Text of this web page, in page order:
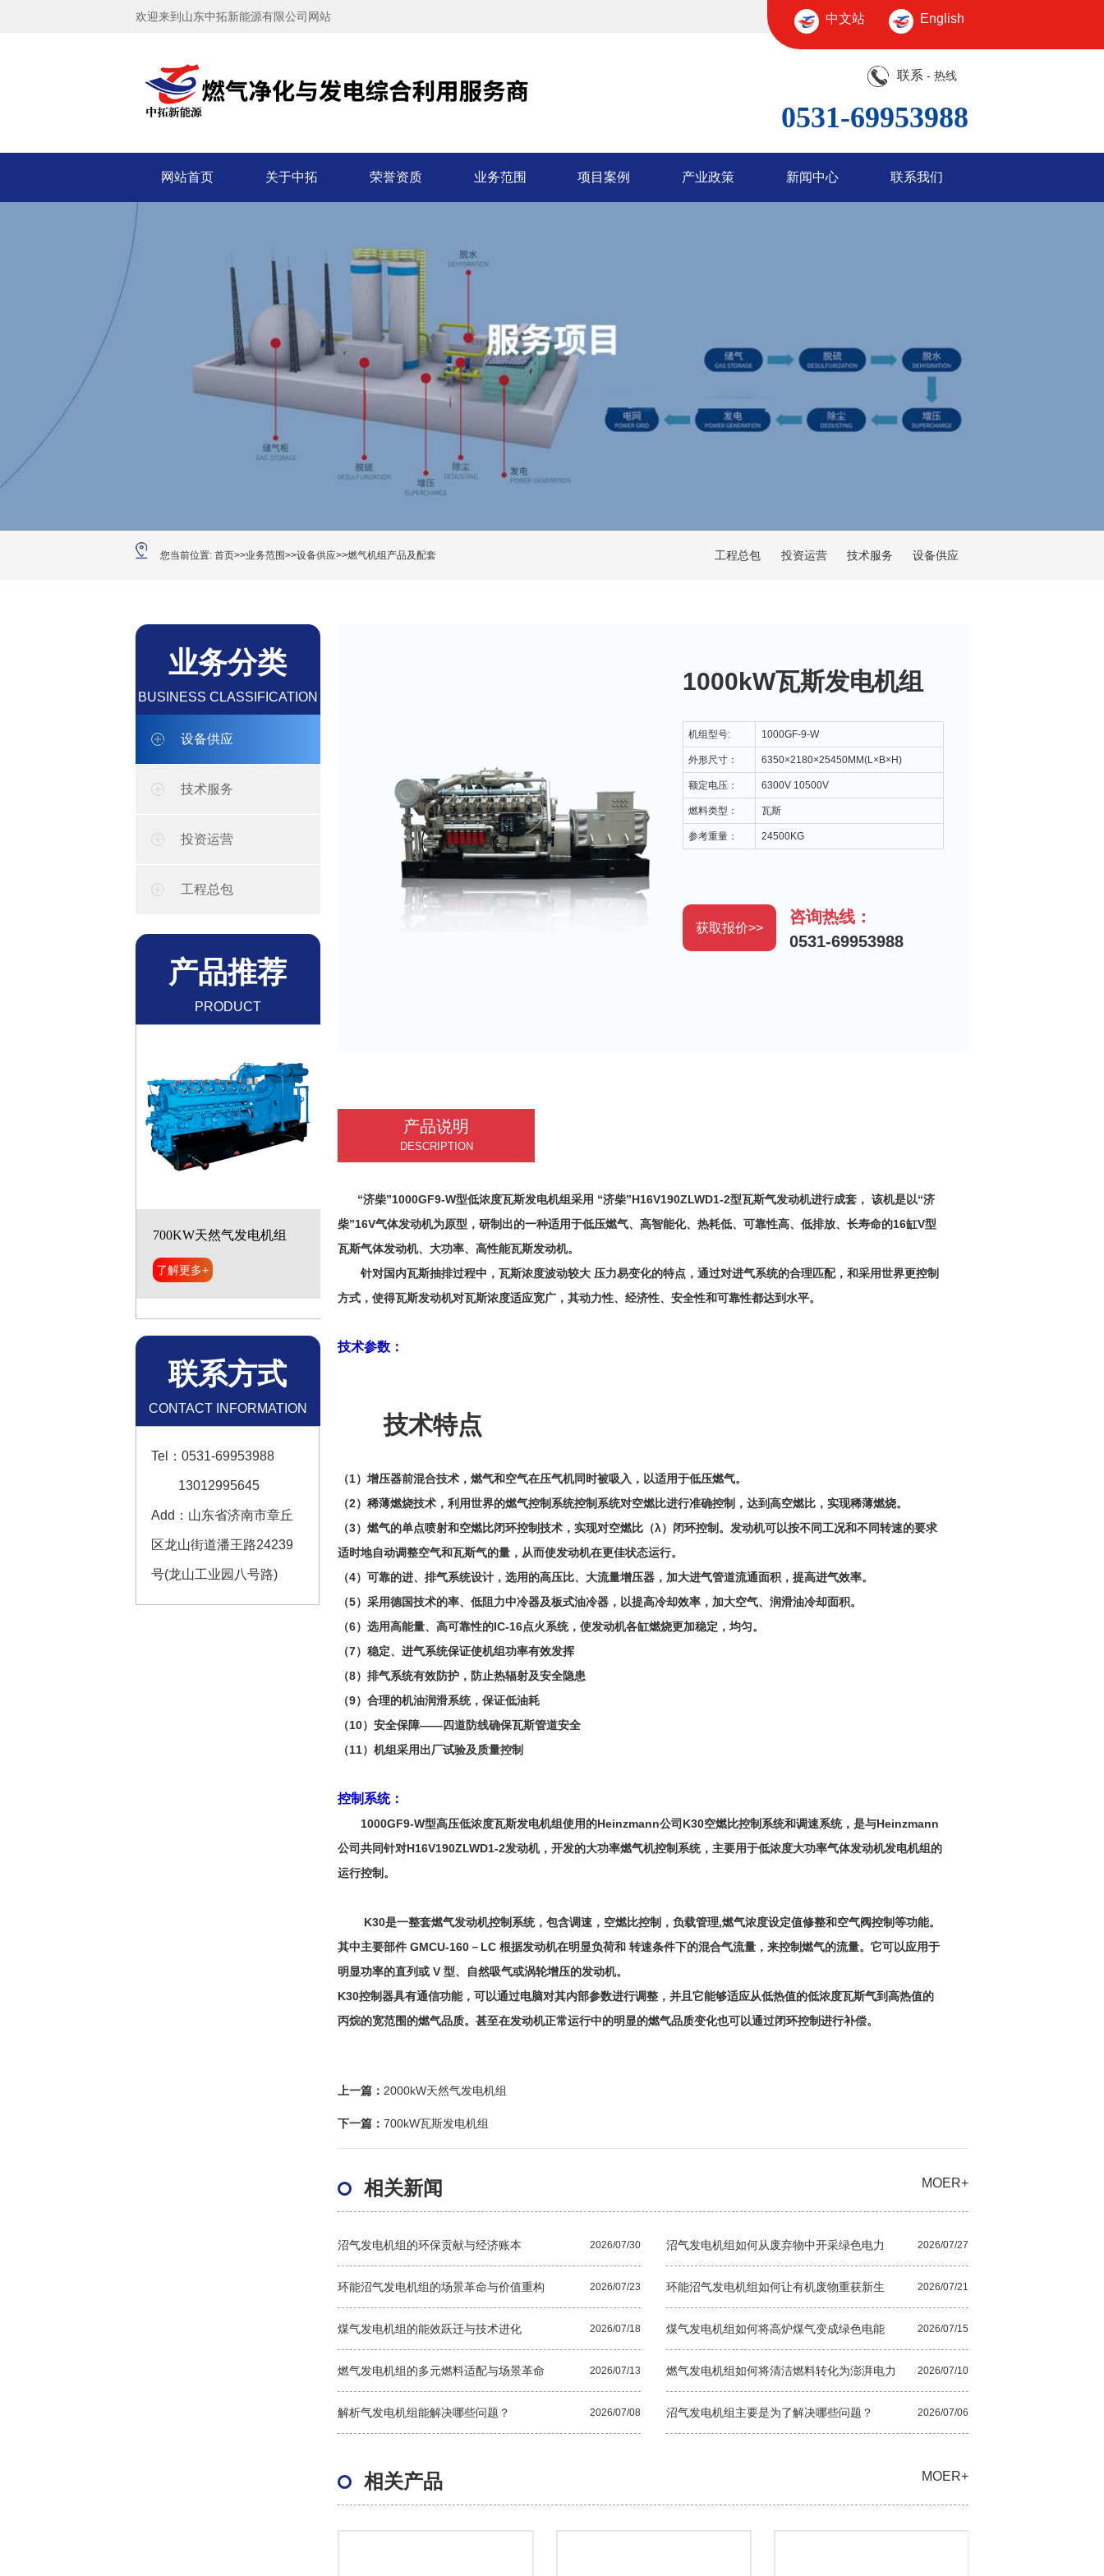
欢迎来到山东中拓新能源有限公司网站 中文站 English
联系 - 热线
0531-69953988
网站首页 关于中拓 荣誉资质 业务范围 项目案例 产业政策 新闻中心 联系我们
设备供应
技术服务
投资运营
工程总包
您当前位置: 首页>>业务范围>>设备供应>>燃气机组产品及配套
1000kW瓦斯发电机组
机组型号: 1000GF-9-W
外形尺寸： 6350×2180×25450MM(L×B×H)
额定电压： 6300V 10500V
燃料类型： 瓦斯
参考重量： 24500KG
获取报价>>
咨询热线：
0531-69953988
产品说明
DESCRIPTION
“济柴”1000GF9-W型低浓度瓦斯发电机组采用 “济柴”H16V190ZLWD1-2型瓦斯气发动机进行成套， 该机是以“济
柴”16V气体发动机为原型，研制出的一种适用于低压燃气、高智能化、热耗低、可靠性高、低排放、长寿命的16缸V型
瓦斯气体发动机、大功率、高性能瓦斯发动机。
针对国内瓦斯抽排过程中，瓦斯浓度波动较大 压力易变化的特点，通过对进气系统的合理匹配，和采用世界更控制
方式，使得瓦斯发动机对瓦斯浓度适应宽广，其动力性、经济性、安全性和可靠性都达到水平。
技术参数：
技术特点
（1）增压器前混合技术，燃气和空气在压气机同时被吸入，以适用于低压燃气。
（2）稀薄燃烧技术，利用世界的燃气控制系统控制系统对空燃比进行准确控制，达到高空燃比，实现稀薄燃烧。
（3）燃气的单点喷射和空燃比闭环控制技术，实现对空燃比（λ）闭环控制。发动机可以按不同工况和不同转速的要求
适时地自动调整空气和瓦斯气的量，从而使发动机在更佳状态运行。
（4）可靠的进、排气系统设计，选用的高压比、大流量增压器，加大进气管道流通面积，提高进气效率。
（5）采用德国技术的率、低阻力中冷器及板式油冷器，以提高冷却效率，加大空气、润滑油冷却面积。
（6）选用高能量、高可靠性的IC-16点火系统，使发动机各缸燃烧更加稳定，均匀。
（7）稳定、进气系统保证使机组功率有效发挥
（8）排气系统有效防护，防止热辐射及安全隐患
（9）合理的机油润滑系统，保证低油耗
（10）安全保障——四道防线确保瓦斯管道安全
（11）机组采用出厂试验及质量控制
控制系统：
1000GF9-W型高压低浓度瓦斯发电机组使用的Heinzmann公司K30空燃比控制系统和调速系统，是与Heinzmann
公司共同针对H16V190ZLWD1-2发动机，开发的大功率燃气机控制系统，主要用于低浓度大功率气体发动机发电机组的
运行控制。
K30是一整套燃气发动机控制系统，包含调速，空燃比控制，负载管理,燃气浓度设定值修整和空气阀控制等功能。
其中主要部件 GMCU-160－LC 根据发动机在明显负荷和 转速条件下的混合气流量，来控制燃气的流量。它可以应用于
明显功率的直列或 V 型、自然吸气或涡轮增压的发动机。
K30控制器具有通信功能，可以通过电脑对其内部参数进行调整，并且它能够适应从低热值的低浓度瓦斯气到高热值的
丙烷的宽范围的燃气品质。甚至在发动机正常运行中的明显的燃气品质变化也可以通过闭环控制进行补偿。
上一篇： 2000kW天然气发电机组
下一篇：700kW瓦斯发电机组
相关新闻 MOER+
沼气发电机组的环保贡献与经济账本 2026/07/30 沼气发电机组如何从废弃物中开采绿色电力 2026/07/27
环能沼气发电机组的场景革命与价值重构 2026/07/23 环能沼气发电机组如何让有机废物重获新生 2026/07/21
煤气发电机组的能效跃迁与技术进化 2026/07/18 煤气发电机组如何将高炉煤气变成绿色电能 2026/07/15
燃气发电机组的多元燃料适配与场景革命 2026/07/13 燃气发电机组如何将清洁燃料转化为澎湃电力 2026/07/10
解析气发电机组能解决哪些问题？ 2026/07/08 沼气发电机组主要是为了解决哪些问题？ 2026/07/06
相关产品 MOER+
业务分类
BUSINESS CLASSIFICATION
设备供应
技术服务
投资运营
工程总包
产品推荐
PRODUCT
了解更多+
600KW天然气发电机组
1100kW-1200kW天然气发
了解更多+
700KW天然气发电机组
了解更多+
国产机组---玉柴
了解更多+
联系方式
CONTACT INFORMATION
Tel：0531-69953988
13012995645
Add：山东省济南市章丘
区龙山街道潘王路24239
号(龙山工业园八号路)